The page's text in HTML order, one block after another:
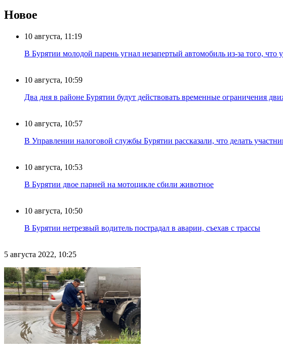
Новое
10 августа, 11:19
В Бурятии молодой парень угнал незапертый автомобиль из-за того, что
10 августа, 10:59
Два дня в районе Бурятии будут действовать временные ограничения
10 августа, 10:57
В Управлении налоговой службы Бурятии рассказали, что делать
10 августа, 10:53
В Бурятии двое парней на мотоцикле сбили животное
10 августа, 10:50
В Бурятии нетрезвый водитель пострадал в аварии, съехав с трассы
5 августа 2022, 10:25